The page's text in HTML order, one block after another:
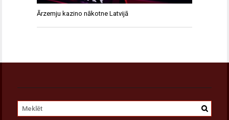
Ārzemju kazino nākotne Latvijā